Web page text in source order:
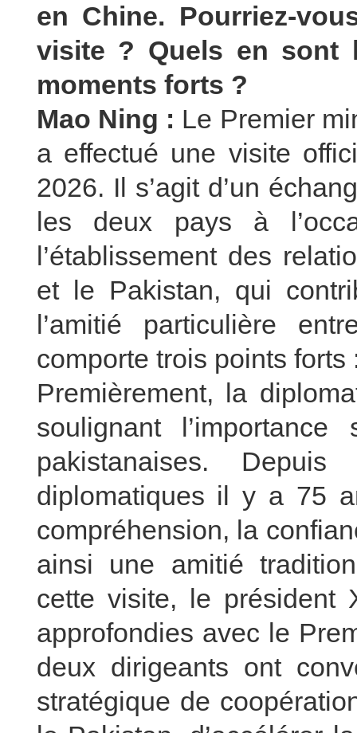
en Chine. Pourriez-
visite ? Quels en sont
moments forts ?
Mao Ning : Le Premier
a effectué une visite
2026. Il s’agit d’un
les deux pays à
l’établissement des
et le Pakistan, qui
l’amitié particulière
comporte trois points forts
Premièrement, la
soulignant
pakistanaises. Depuis
diplomatiques il y a 75
compréhension, la
ainsi une amitié
cette visite, le président
approfondies avec le
deux dirigeants ont
stratégique de